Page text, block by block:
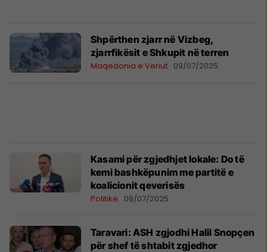
Shpërthen zjarr në Vizbeg,
zjarrfikësit e Shkupit në terren
Maqedonia e Veriut 09/07/2025
Kasami për zgjedhjet lokale: Do të
kemi bashkëpunim me partitë e
koalicionit qeverisës
Politikë 08/07/2025
Taravari: ASH zgjodhi Halil Snopçen
për shef të shtabit zgjedhor